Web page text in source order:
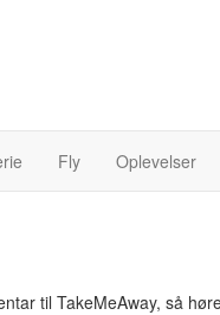
Fly Oplevelser
til TakeMeAway, så